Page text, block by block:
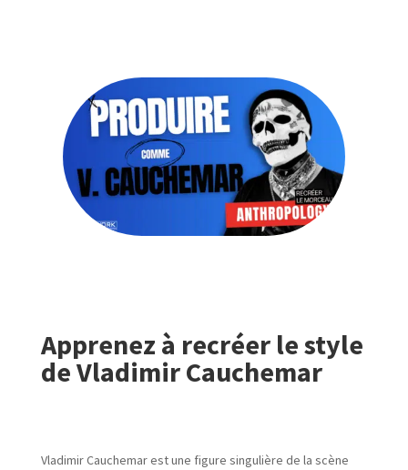
Apprenez à recréer le style
de Vladimir Cauchemar
Vladimir Cauchemar est une figure singulière de la scène